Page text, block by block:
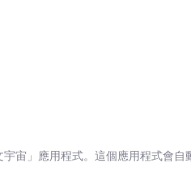
宇宙」應用程式。這個應用程式會